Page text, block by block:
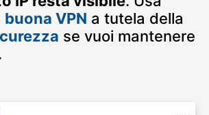
buona VPN a tutela della
se vuoi mantenere